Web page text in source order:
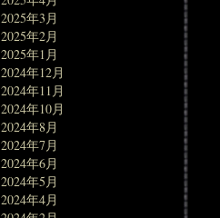
2025年3月
2025年2月
2025年1月
2024年12月
2024年11月
2024年10月
2024年8月
2024年7月
2024年6月
2024年5月
2024年4月